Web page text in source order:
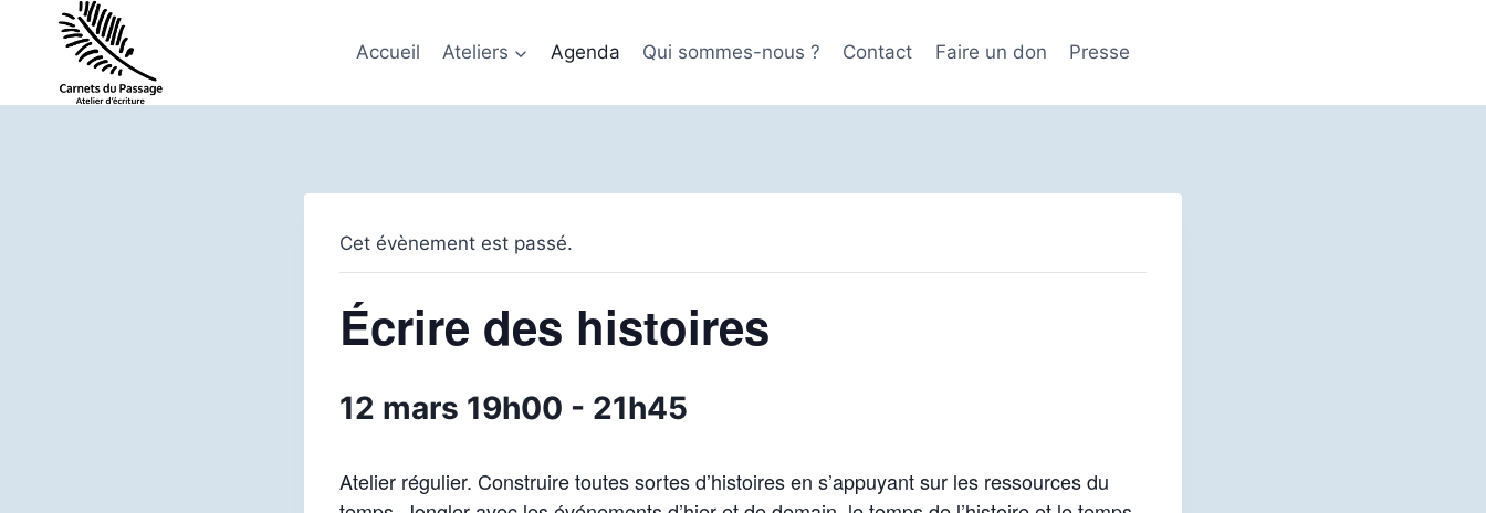
Accueil Ateliers Agenda Qui sommes-nous ? Contact Faire un don Presse
Cet évènement est passé.
Écrire des histoires
12 mars 19h00 - 21h45
Atelier régulier. Construire toutes sortes d’histoires en s’appuyant sur les ressources du